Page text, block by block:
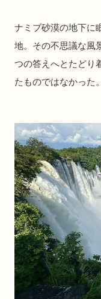
ナミブ砂漠の地下に
地。その不思議な風
つの答えへとたどり
たものではなかった。